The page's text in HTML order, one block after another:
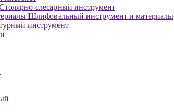
слесарный инструмент
Шлифовальный инструмент и материалы
инструмент